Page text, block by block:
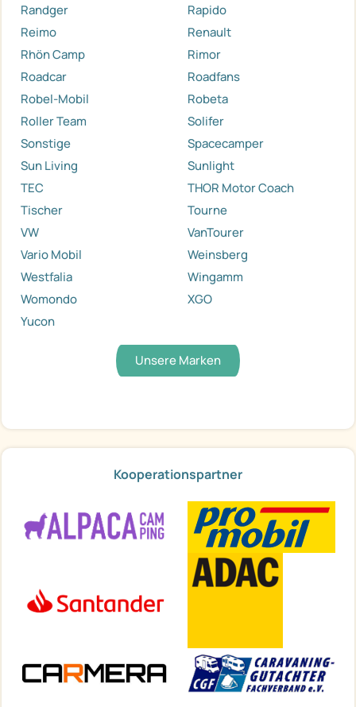
Randger
Rapido
Reimo
Renault
Rhön Camp
Rimor
Roadcar
Roadfans
Robel-Mobil
Robeta
Roller Team
Solifer
Sonstige
Spacecamper
Sun Living
Sunlight
TEC
THOR Motor Coach
Tischer
Tourne
VW
VanTourer
Vario Mobil
Weinsberg
Westfalia
Wingamm
Womondo
XGO
Yucon
Unsere Marken
Kooperationspartner